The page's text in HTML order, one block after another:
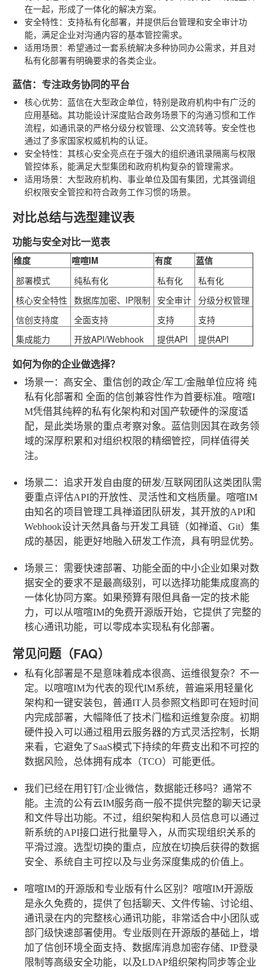
在一起，形成了一体化的解决方案。
安全特性：支持私有化部署，并提供后台管理和安全审计功
能，满足企业对沟通内容的基本管控需求。
适用场景：希望通过一套系统解决多种协同办公需求，并且对
私有化部署有明确要求的各类企业。
蓝信：专注政务协同的平台
核心优势：蓝信在大型政企单位，特别是政府机构中有广泛的
应用基础。其功能设计深度贴合政务场景下的沟通习惯和工作
流程，如通讯录的严格分级分权管理、公文流转等。安全性也
通过了多家国家权威机构的认证。
安全特性：其核心安全亮点在于强大的组织通讯录隔离与权限
管控体系，能满足大型集团和政府机构复杂的管理需求。
适用场景：大型政府机构、事业单位及国有集团，尤其强调组
织权限安全管控和符合政务工作习惯的场景。
对比总结与选型建议表
功能与安全对比一览表
维度 喧喧IM 有度
蓝信
部署模式
纯私有化 私有化
私有化
核心安全特性 数据库加密、IP限制 安全审计 分级分权管理
信创支持度
全面支持 支持
支持
集成能力
开放API/Webhook 提供API 提供API
如何为你的企业做选择？
场景一：高安全、重信创的政企/军工/金融单位应将 纯
私有化部署和 全面的信创兼容性作为首要标准。喧喧I
M凭借其纯粹的私有化架构和对国产软硬件的深度适
配，是此类场景的重点考察对象。蓝信则因其在政务领
域的深厚积累和对组织权限的精细管控，同样值得关
注。
场景二：追求开发自由度的研发/互联网团队这类团队需
要重点评估API的开放性、灵活性和文档质量。喧喧IM
由知名的项目管理工具禅道团队研发，其开放的API和
Webhook设计天然具备与开发工具链（如禅道、Git）集
成的基因，能更好地融入研发工作流，具有明显优势。
场景三：需要快速部署、功能全面的中小企业如果对数
据安全的要求不是最高级别，可以选择功能集成度高的
一体化协同方案。如果预算有限但具备一定的技术能
力，可以从喧喧IM的免费开源版开始，它提供了完整的
核心通讯功能，可以零成本实现私有化部署。
常见问题（FAQ）
私有化部署是不是意味着成本很高、运维很复杂？ 不一
定。以喧喧IM为代表的现代IM系统，普遍采用轻量化
架构和一键安装包，普通IT人员参照文档即可在短时间
内完成部署，大幅降低了技术门槛和运维复杂度。初期
硬件投入可以通过租用云服务器的方式灵活控制，长期
来看，它避免了SaaS模式下持续的年费支出和不可控的
数据风险，总体拥有成本（TCO）可能更低。
我们已经在用钉钉/企业微信，数据能迁移吗？ 通常不
能。主流的公有云IM服务商一般不提供完整的聊天记录
和文件导出功能。不过，组织架构和人员信息可以通过
新系统的API接口进行批量导入，从而实现组织关系的
平滑过渡。选型切换的重点，应放在切换后获得的数据
安全、系统自主可控以及与业务深度集成的价值上。
喧喧IM的开源版和专业版有什么区别？ 喧喧IM开源版
是永久免费的，提供了包括聊天、文件传输、讨论组、
通讯录在内的完整核心通讯功能，非常适合中小团队或
部门级快速部署使用。专业版则在开源版的基础上，增
加了信创环境全面支持、数据库消息加密存储、IP登录
限制等高级安全功能，以及LDAP组织架构同步等企业